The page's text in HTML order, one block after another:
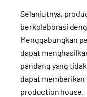
Selanjutnya,
berkolaborasi
Menggabungkan
dapat
pandang yang
dapat
production house.